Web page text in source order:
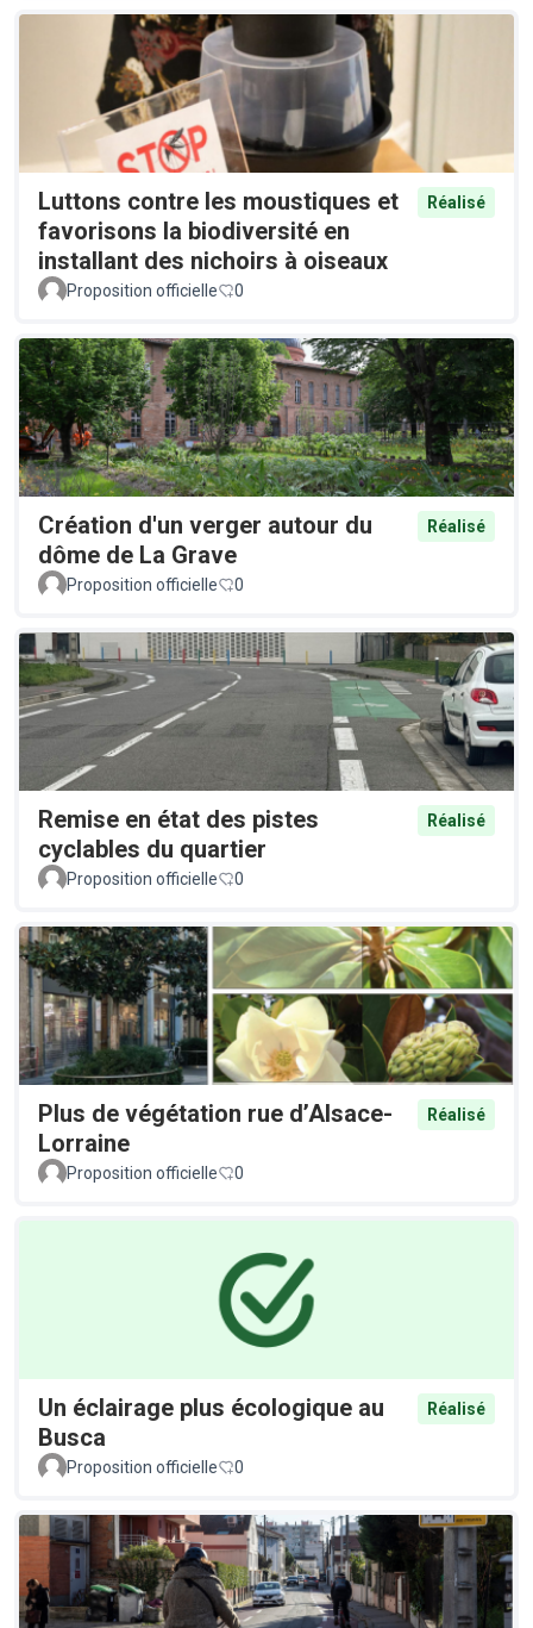
Luttons contre les moustiques et
favorisons la biodiversité en
installant des nichoirs à oiseaux
Réalisé
Proposition officielle 0
Création d'un verger autour du
dôme de La Grave
Réalisé
Proposition officielle 0
Remise en état des pistes
cyclables du quartier
Réalisé
Proposition officielle 0
Plus de végétation rue d’Alsace-
Lorraine
Réalisé
Proposition officielle 0
Un éclairage plus écologique au
Busca
Réalisé
Proposition officielle 0